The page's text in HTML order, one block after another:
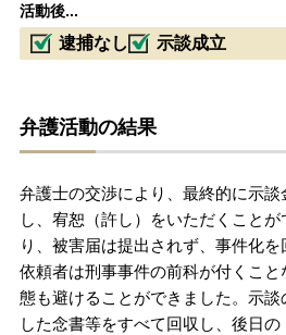
活動後...
逮捕なし 示談成立
弁護活動の結果
弁護士の交渉により、最終的に示
し、宥恕（許し）をいただくこと
り、被害届は提出されず、事件化を
依頼者は刑事事件の前科が付くこ
態も避けることができました。示
した念書等をすべて回収し、後日